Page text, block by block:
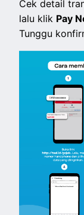
Cek detail
lalu klik Pay
Tunggu